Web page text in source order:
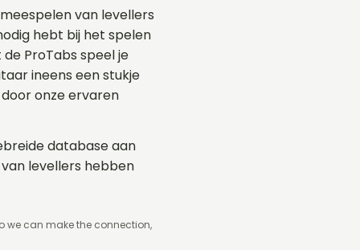
van levellers
hebt bij het spelen
ProTabs speel je
ineens een stukje
onze ervaren
database aan
levellers hebben
we can make the connection,